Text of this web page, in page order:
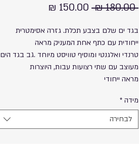
‏180.00 ‏₪
מחיר
בגד ים שלם בצבע תכלת. גזרה אסימטרית
ייחודית עם כתף אחת המעניק מראה
טרנדי ואלגנטי ומוסיף טוויסט מיוחד .גב בגד הים
מעוצב עם שתי רצועות עבות, היוצרות
מראה ייחודי
מגיע בצבעים שחור ותכלת
מידה *
לבחירה